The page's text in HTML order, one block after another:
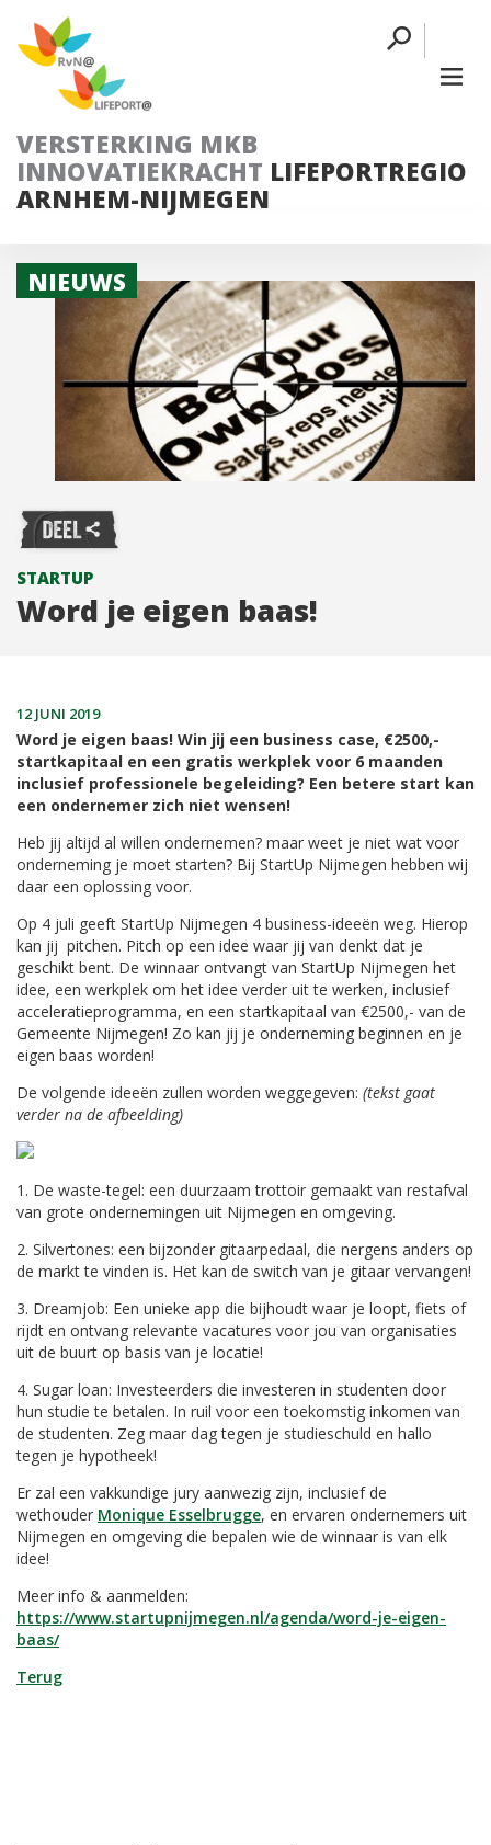
VERSTERKING MKB
INNOVATIEKRACHT LIFEPORTREGIO
ARNHEM-NIJMEGEN
NIEUWS
STARTUP
Word je eigen baas!
12 JUNI 2019
Word je eigen baas! Win jij een business case, €2500,-
startkapitaal en een gratis werkplek voor 6 maanden
inclusief professionele begeleiding? Een betere start kan
een ondernemer zich niet wensen!
Heb jij altijd al willen ondernemen? maar weet je niet wat voor
onderneming je moet starten? Bij StartUp Nijmegen hebben wij
daar een oplossing voor.
Op 4 juli geeft StartUp Nijmegen 4 business-ideeën weg. Hierop
kan jij pitchen. Pitch op een idee waar jij van denkt dat je
geschikt bent. De winnaar ontvangt van StartUp Nijmegen het
idee, een werkplek om het idee verder uit te werken, inclusief
acceleratieprogramma, en een startkapitaal van €2500,- van de
Gemeente Nijmegen! Zo kan jij je onderneming beginnen en je
eigen baas worden!
De volgende ideeën zullen worden weggegeven: (tekst gaat
verder na de afbeelding)
1. De waste-tegel: een duurzaam trottoir gemaakt van restafval
van grote ondernemingen uit Nijmegen en omgeving.
2. Silvertones: een bijzonder gitaarpedaal, die nergens anders op
de markt te vinden is. Het kan de switch van je gitaar vervangen!
3. Dreamjob: Een unieke app die bijhoudt waar je loopt, fiets of
rijdt en ontvang relevante vacatures voor jou van organisaties
uit de buurt op basis van je locatie!
4. Sugar loan: Investeerders die investeren in studenten door
hun studie te betalen. In ruil voor een toekomstig inkomen van
de studenten. Zeg maar dag tegen je studieschuld en hallo
tegen je hypotheek!
Er zal een vakkundige jury aanwezig zijn, inclusief de
wethouder Monique Esselbrugge, en ervaren ondernemers uit
Nijmegen en omgeving die bepalen wie de winnaar is van elk
idee!
Meer info & aanmelden:
https://www.startupnijmegen.nl/agenda/word-je-eigen-
baas/
Terug